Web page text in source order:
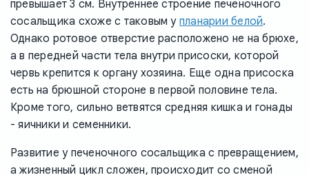
превышает 3 см. Внутреннее строение печеночного
сосальщика схоже с таковым у планарии белой.
Однако ротовое отверстие расположено не на брюхе,
а в передней части тела внутри присоски, которой
червь крепится к органу хозяина. Еще одна присоска
есть на брюшной стороне в первой половине тела.
Кроме того, сильно ветвятся средняя кишка и гонады
- яичники и семенники.
Развитие у печеночного сосальщика с превращением,
а жизненный цикл сложен, происходит со сменой